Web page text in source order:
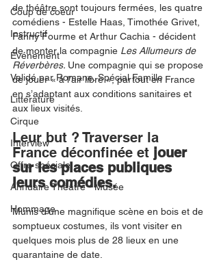
Coup de coeur
Instructif
Événement
Validé par Romane. Spécial Famille
Littérature
Cirque
Interview
Offre spéciale
Annuaire Théâtre - Musée
Hommage
de théâtre sont toujours fermées, les quatre
comédiens - Estelle Haas, Timothée Grivet,
Fanny Fourme et Arthur Cachia - décident
de monter la compagnie Les Allumeurs de
Réverbères. Une compagnie qui se propose
de jouer « à l’air libre », partout en France
en s’adaptant aux conditions sanitaires et
aux lieux visités.
Leur but ? Traverser la
France déconfinée et jouer
sur les places publiques
leurs comédies.
Munis d’une magnifique scène en bois et de
somptueux costumes, ils vont visiter en
quelques mois plus de 28 lieux en une
quarantaine de date.